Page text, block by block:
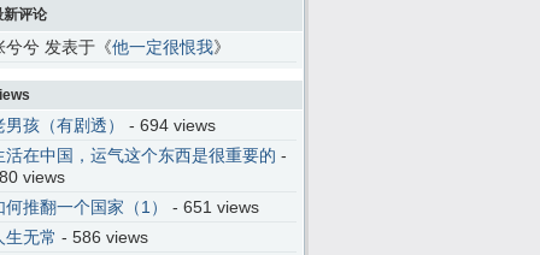
新评论
兮兮 发表于《他一定很恨我》
男孩（有剧透）
- 694 views
活在中国，运气这个东西是很重要的 -
views
何推翻一个国家（1）
- 651 views
生无常 - 586 views